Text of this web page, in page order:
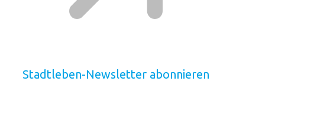
Stadtleben-Newsletter abonnieren